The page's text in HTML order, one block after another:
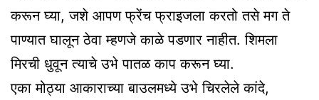
करून घ्या, जशे आपण फ्रेंच फ्राइजला करतो तसे मग ते
पाण्यात घालून ठेवा म्हणजे काळे पडणार नाहीत. शिमला
मिरची धुवून त्याचे उभे पातळ काप करून घ्या.
एका मोठ्या आकाराच्या बाउलमध्ये उभे चिरलेले कांदे,